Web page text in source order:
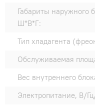
Габариты наружного
Ш*В*Г:
Тип хладагента
Обслуживаемая
Вес внутреннего
Электропитание, В/